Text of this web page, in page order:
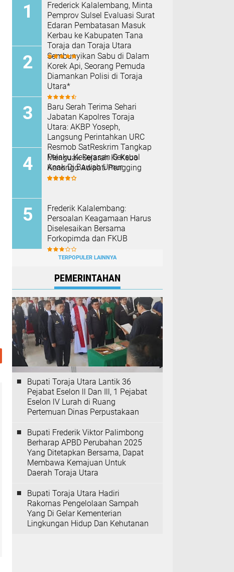
Frederick Kalalembang, Minta
Pemprov Sulsel Evaluasi Surat
Edaran Pembatasan Masuk
Kerbau ke Kabupaten Tana
Toraja dan Toraja Utara
Sembunyikan Sabu di Dalam
Korek Api, Seorang Pemuda
Diamankan Polisi di Toraja
Utara*
Baru Serah Terima Sehari
Jabatan Kapolres Toraja
Utara: AKBP Yoseph,
Langsung Perintahkan URC
Resmob SatReskrim Tangkap
Pelaku Kekerasan Seksual
Anak Di Bawah Umur
Menguak Sejarah Ki Kebo
Kenongo Adipati Pengging
Frederik Kalalembang:
Persoalan Keagamaan Harus
Diselesaikan Bersama
Forkopimda dan FKUB
TERPOPULER LAINNYA
PEMERINTAHAN
Bupati Toraja Utara Lantik 36
Pejabat Eselon ll Dan Ill, 1 Pejabat
Eselon lV Lurah di Ruang
Pertemuan Dinas Perpustakaan
Bupati Frederik Viktor Palimbong
Berharap APBD Perubahan 2025
Yang Ditetapkan Bersama, Dapat
Membawa Kemajuan Untuk
Daerah Toraja Utara
Bupati Toraja Utara Hadiri
Rakornas Pengelolaan Sampah
Yang Di Gelar Kementerian
Lingkungan Hidup Dan Kehutanan